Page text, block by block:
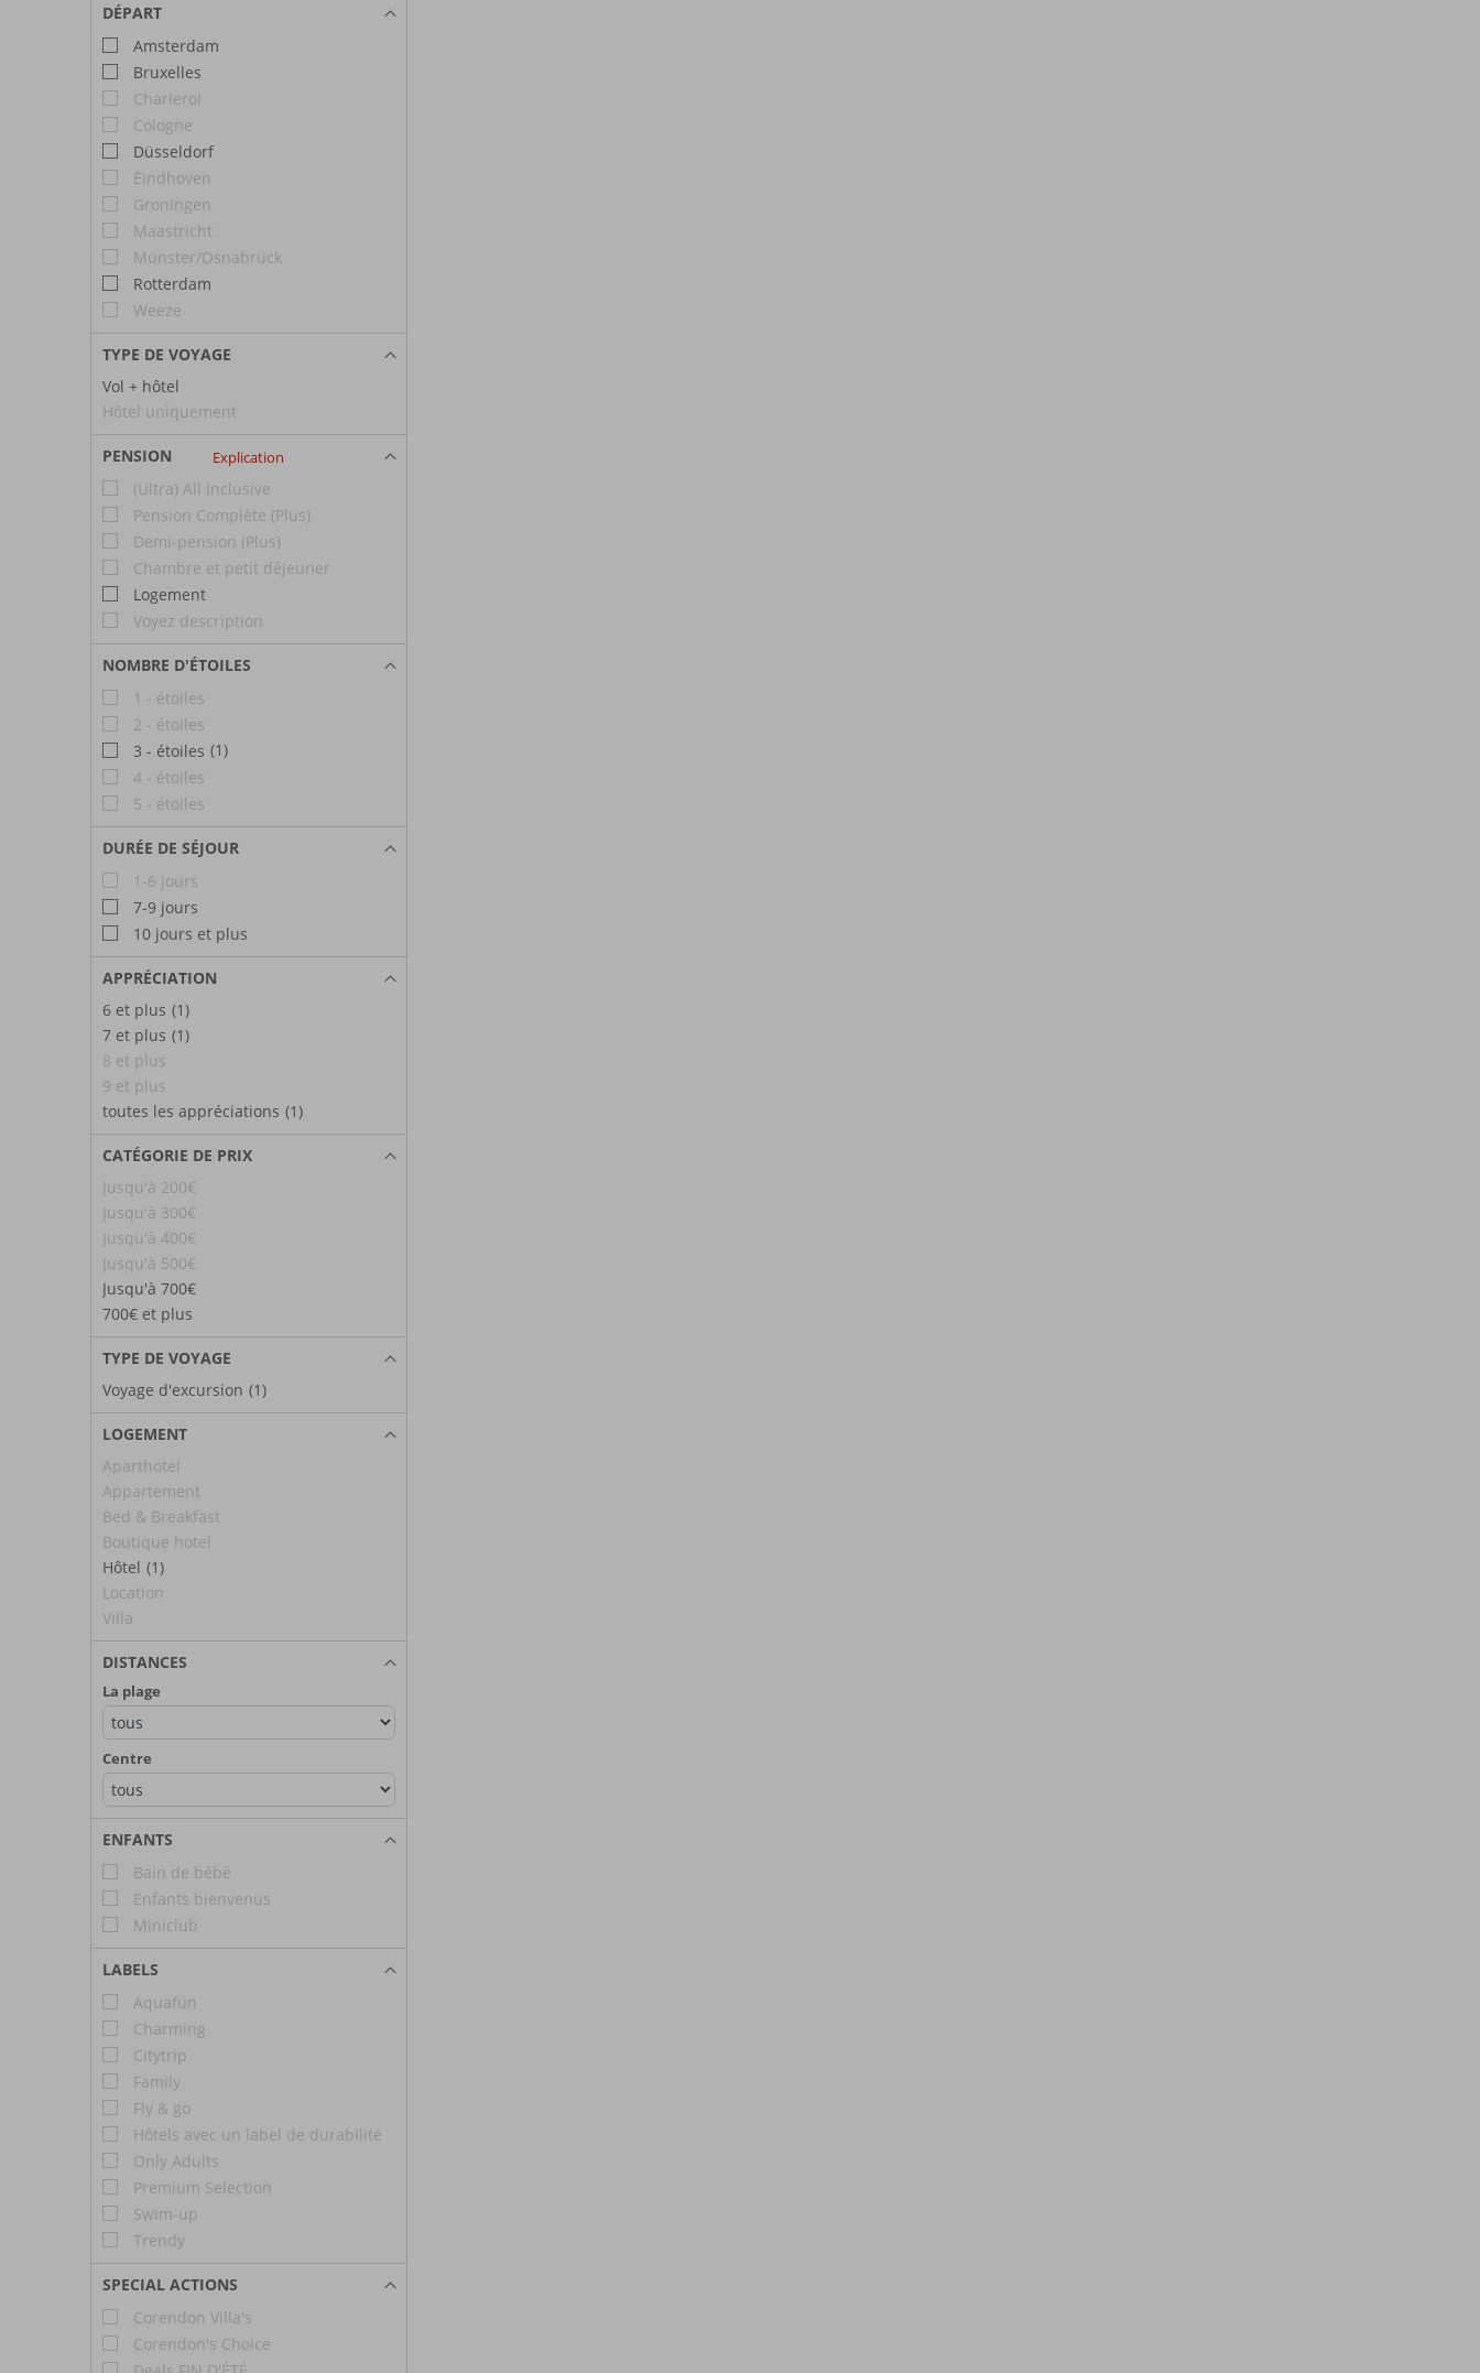
DÉPART
Amsterdam
Bruxelles
Charleroi
Cologne
Düsseldorf
Eindhoven
Groningen
Maastricht
Münster/Osnabrück
Rotterdam
Weeze
TYPE DE VOYAGE
Vol + hôtel
Hôtel uniquement
PENSION Explication
(Ultra) All Inclusive
Pension Complète (Plus)
Demi-pension (Plus)
Chambre et petit déjeuner
Logement
Voyez description
NOMBRE D'ÉTOILES
1 - étoiles
2 - étoiles
3 - étoiles (1)
4 - étoiles
5 - étoiles
DURÉE DE SÉJOUR
1-6 jours
7-9 jours
10 jours et plus
APPRÉCIATION
6 et plus (1)
7 et plus (1)
8 et plus
9 et plus
toutes les appréciations (1)
CATÉGORIE DE PRIX
Jusqu'à 200€
Jusqu'à 300€
Jusqu'à 400€
Jusqu'à 500€
Jusqu'à 700€
700€ et plus
TYPE DE VOYAGE
Voyage d'excursion (1)
LOGEMENT
Aparthotel
Appartement
Bed & Breakfast
Boutique hotel
Hôtel (1)
Location
Villa
DISTANCES
La plage
Centre
ENFANTS
Bain de bébé
Enfants bienvenus
Miniclub
LABELS
Aquafun
Charming
Citytrip
Family
Fly & go
Hôtels avec un label de durabilité
Only Adults
Premium Selection
Swim-up
Trendy
SPECIAL ACTIONS
Corendon Villa's
Corendon's Choice